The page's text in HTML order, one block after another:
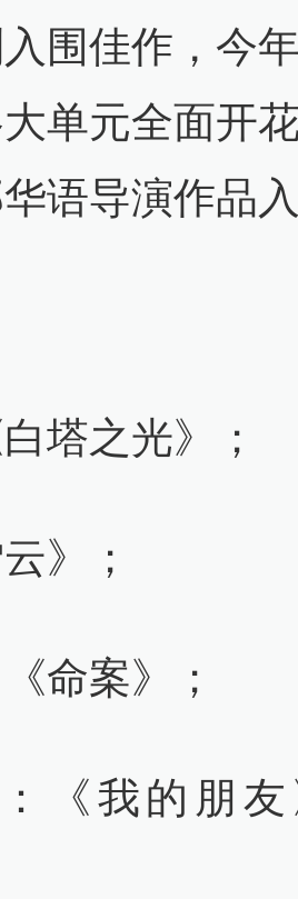
围佳作，今
单元全面开
语导演作品入
塔之光》；
》；
命案》；
《我的朋